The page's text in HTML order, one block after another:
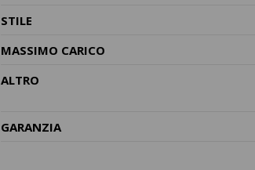
STILE
MASSIMO CARICO
ALTRO
GARANZIA